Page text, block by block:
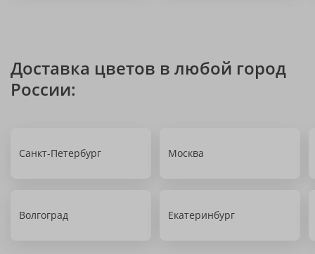
Доставка цветов в любой город
России:
Санкт-Петербург Москва
Волгоград Екатеринбург